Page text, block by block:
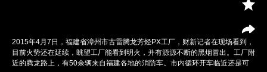
2015年4月7日，福建省漳州市古雷腾龙芳烃PX工厂，财新记者在现场看到，
目前火势还在延续，眺望工厂能看到明火，并有源源不断的黑烟冒出。工厂附
近的腾龙路上，有50余辆来自福建各地的消防车。市内循环开车临近还是可